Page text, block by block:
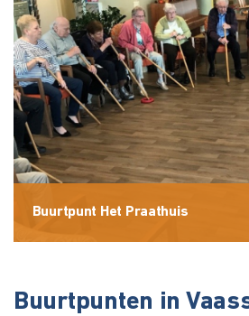
Buurtpunt Het Praathuis
Buurtpunten in